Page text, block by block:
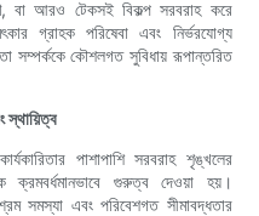
বা আরও টেকসই বিকল্প সরবরাহ করে
গ্রাহক পরিষেবা এবং নির্ভরযোগ্য
সম্পর্ককে কৌশলগত সুবিধায় রূপান্তরিত
স্থায়িত্ব
পাশাপাশি সরবরাহ শৃঙ্খলের
ক্রমবর্ধমানভাবে গুরুত্ব দেওয়া হয়।
সমস্যা এবং পরিবেশগত সীমাবদ্ধতার